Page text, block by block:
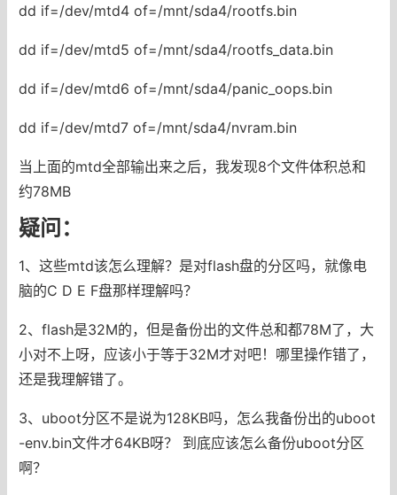
dd if=/dev/mtd4 of=/mnt/sda4/rootfs.bin
dd if=/dev/mtd5 of=/mnt/sda4/rootfs_data.bin
dd if=/dev/mtd6 of=/mnt/sda4/panic_oops.bin
dd if=/dev/mtd7 of=/mnt/sda4/nvram.bin
当上面的mtd全部输出来之后，我发现8个文件体积总和
约78MB
疑问：
1、这些mtd该怎么理解？是对flash盘的分区吗，就像电
脑的C D E F盘那样理解吗？
2、flash是32M的，但是备份出的文件总和都78M了，大
小对不上呀，应该小于等于32M才对吧！哪里操作错了，
还是我理解错了。
3、uboot分区不是说为128KB吗，怎么我备份出的uboot
-env.bin文件才64KB呀？ 到底应该怎么备份uboot分区
啊？